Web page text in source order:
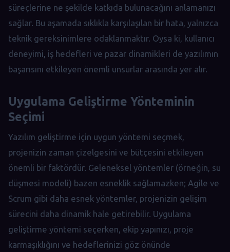
süreçlerine ne şekilde katkıda bulunacağını anlamanızı
sağlar. Bu aşamada sıklıkla karşılaşılan bir hata, yalnızca
teknik gereksinimlere odaklanmaktır. Oysa ki, kullanıcı
deneyimi, iş hedefleri ve pazar dinamikleri de yazılımın
başarısını etkileyen önemli unsurlar arasında yer alır.
Uygulama Geliştirme Yönteminin
Seçimi
Yazılım geliştirme için uygun yöntemi seçmek,
projenizin zaman çizelgesini ve bütçesini etkileyen
önemli bir faktördür. Geleneksel yöntemler (örneğin, su
düşmesi modeli) bazen esneklik sağlamazken; Agile ve
Scrum gibi daha esnek yöntemler, projenizin gelişim
sürecini daha dinamik hale getirebilir. Uygulama
geliştirme yöntemi seçerken, ekip yapınızı, proje
karmaşıklığını ve hedeflerinizi göz önünde